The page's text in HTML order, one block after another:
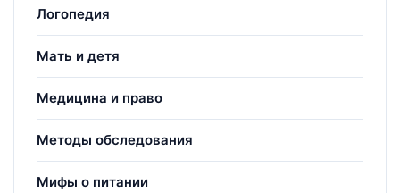
Логопедия
Мать и детя
Медицина и право
Методы обследования
Мифы о питании